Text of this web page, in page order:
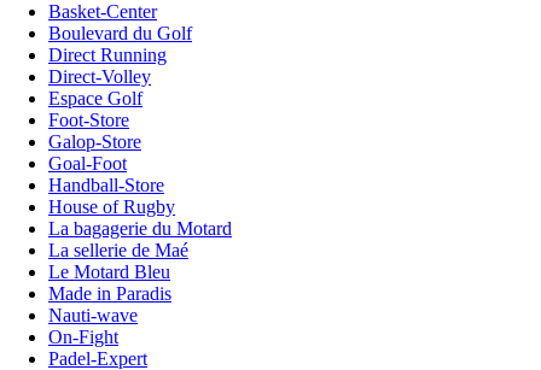
Basket-Center
Boulevard du Golf
Direct Running
Direct-Volley
Espace Golf
Foot-Store
Galop-Store
Goal-Foot
Handball-Store
House of Rugby
La bagagerie du Motard
La sellerie de Maé
Le Motard Bleu
Made in Paradis
Nauti-wave
On-Fight
Padel-Expert